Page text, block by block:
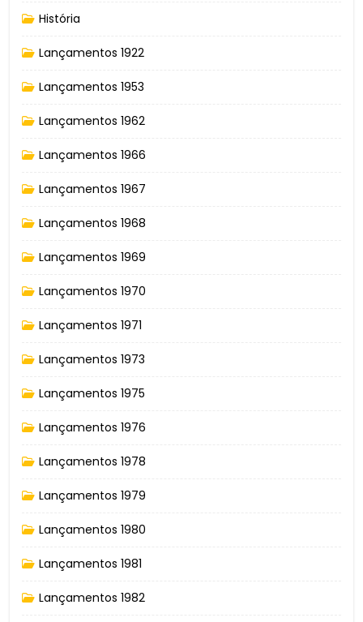
História
Lançamentos 1922
Lançamentos 1953
Lançamentos 1962
Lançamentos 1966
Lançamentos 1967
Lançamentos 1968
Lançamentos 1969
Lançamentos 1970
Lançamentos 1971
Lançamentos 1973
Lançamentos 1975
Lançamentos 1976
Lançamentos 1978
Lançamentos 1979
Lançamentos 1980
Lançamentos 1981
Lançamentos 1982